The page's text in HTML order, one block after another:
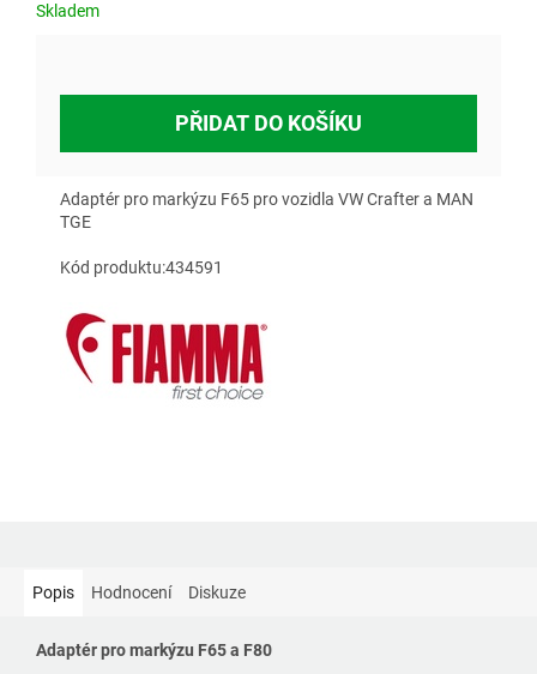
Skladem
PŘIDAT DO KOŠÍKU
Adaptér pro markýzu F65 pro vozidla VW Crafter a MAN
TGE
Kód produktu:434591
Popis Hodnocení Diskuze
Adaptér pro markýzu F65 a F80